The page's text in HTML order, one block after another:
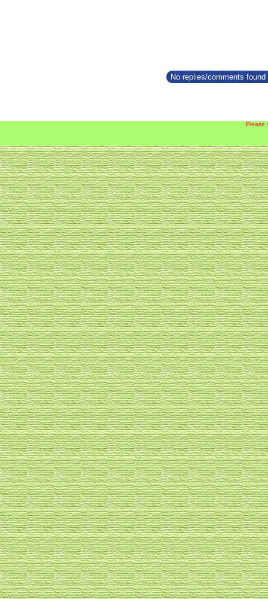
No replies/comments
Please